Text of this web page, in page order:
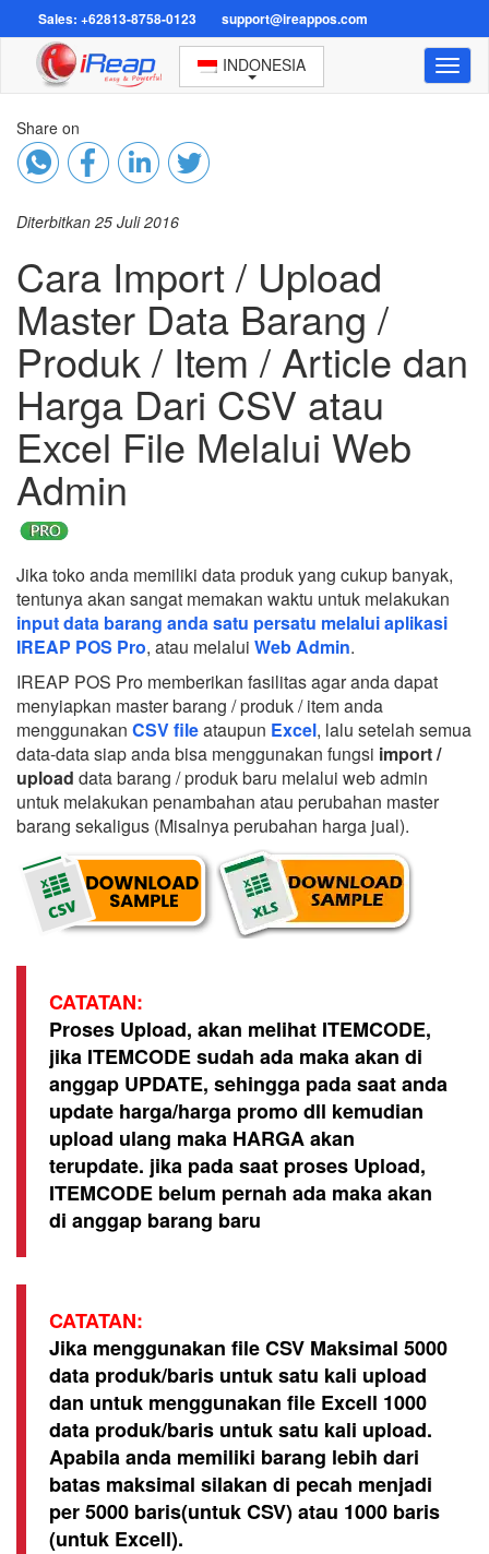
Sales: +62813-8758-0123 support@ireappos.com
INDONESIA
Share on
Diterbitkan 25 Juli 2016
Cara Import / Upload
Master Data Barang /
Produk / Item / Article dan
Harga Dari CSV atau
Excel File Melalui Web
Admin
Jika toko anda memiliki data produk yang cukup banyak,
tentunya akan sangat memakan waktu untuk melakukan
input data barang anda satu persatu melalui aplikasi
IREAP POS Pro, atau melalui Web Admin.
IREAP POS Pro memberikan fasilitas agar anda dapat
menyiapkan master barang / produk / item anda
menggunakan CSV fileataupun Excel, lalu setelah semua
data-data siap anda bisa menggunakan fungsi import /
upload data barang / produk baru melalui web admin
untuk melakukan penambahan atau perubahan master
barang sekaligus (Misalnya perubahan harga jual).
CATATAN:
Proses Upload, akan melihat ITEMCODE,
jika ITEMCODE sudah ada maka akan di
anggap UPDATE, sehingga pada saat anda
update harga/harga promo dll kemudian
upload ulang maka HARGA akan
terupdate. jika pada saat proses Upload,
ITEMCODE belum pernah ada maka akan
di anggap barang baru
CATATAN:
Jika menggunakan file CSV Maksimal 5000
data produk/baris untuk satu kali upload
dan untuk menggunakan file Excell 1000
data produk/baris untuk satu kali upload.
Apabila anda memiliki barang lebih dari
batas maksimal silakan di pecah menjadi
per 5000 baris(untuk CSV) atau 1000 baris
(untuk Excell).